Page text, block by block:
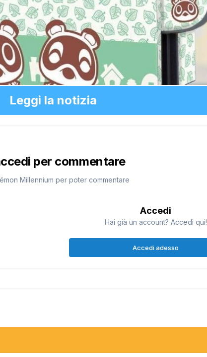
Leggi la notizia
per commentare
Millennium per poter commentare
Accedi
Hai già un account? Accedi qui!
Accedi adesso